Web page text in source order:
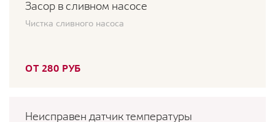
Засор в сливном насосе
Чистка сливного насоса
ОТ 280 РУБ
Неисправен датчик температуры